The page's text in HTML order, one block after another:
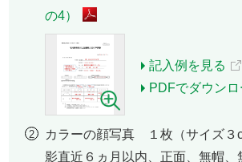
の4）
記入例を見る
PDFでダウンロ
カラーの顔写真 １枚（サイズ３
影直近６ヵ月以内、正面、無帽、